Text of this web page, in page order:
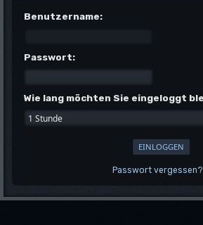
Benutzername:
Passwort:
Wie lang möchten Sie eingeloggt
Passwort vergessen?